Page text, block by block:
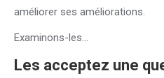
améliorer ses améliorations.
Examinons-les…
Les acceptez une